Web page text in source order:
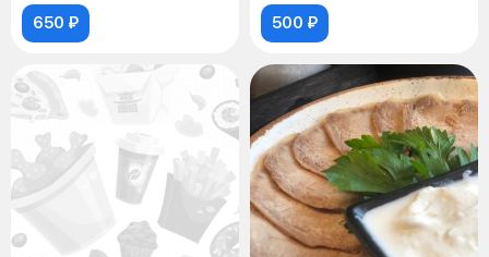
650 ₽ 500 ₽